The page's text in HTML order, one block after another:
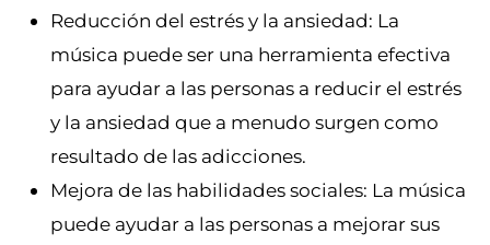
Reducción del estrés y la ansiedad: La
música puede ser una herramienta efectiva
para ayudar a las personas a reducir el estrés
y la ansiedad que a menudo surgen como
resultado de las adicciones.
Mejora de las habilidades sociales: La música
puede ayudar a las personas a mejorar sus